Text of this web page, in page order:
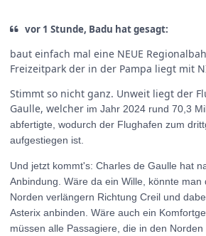
vor 1 Stunde, Badu hat gesagt:
baut einfach mal eine NEUE
Freizeitpark der in der Pampa liegt mit
Stimmt so nicht ganz. Unweit liegt der
Gaulle, welcher im Jahr 2024 rund 70,3
abfertigte, wodurch der Flughafen zum
aufgestiegen ist.
Und jetzt kommt's: Charles de Gaulle hat
Anbindung. Wäre da ein Wille, könnte man
Norden verlängern Richtung Creil und
Asterix anbinden. Wäre auch ein
müssen alle Passagiere, die in den